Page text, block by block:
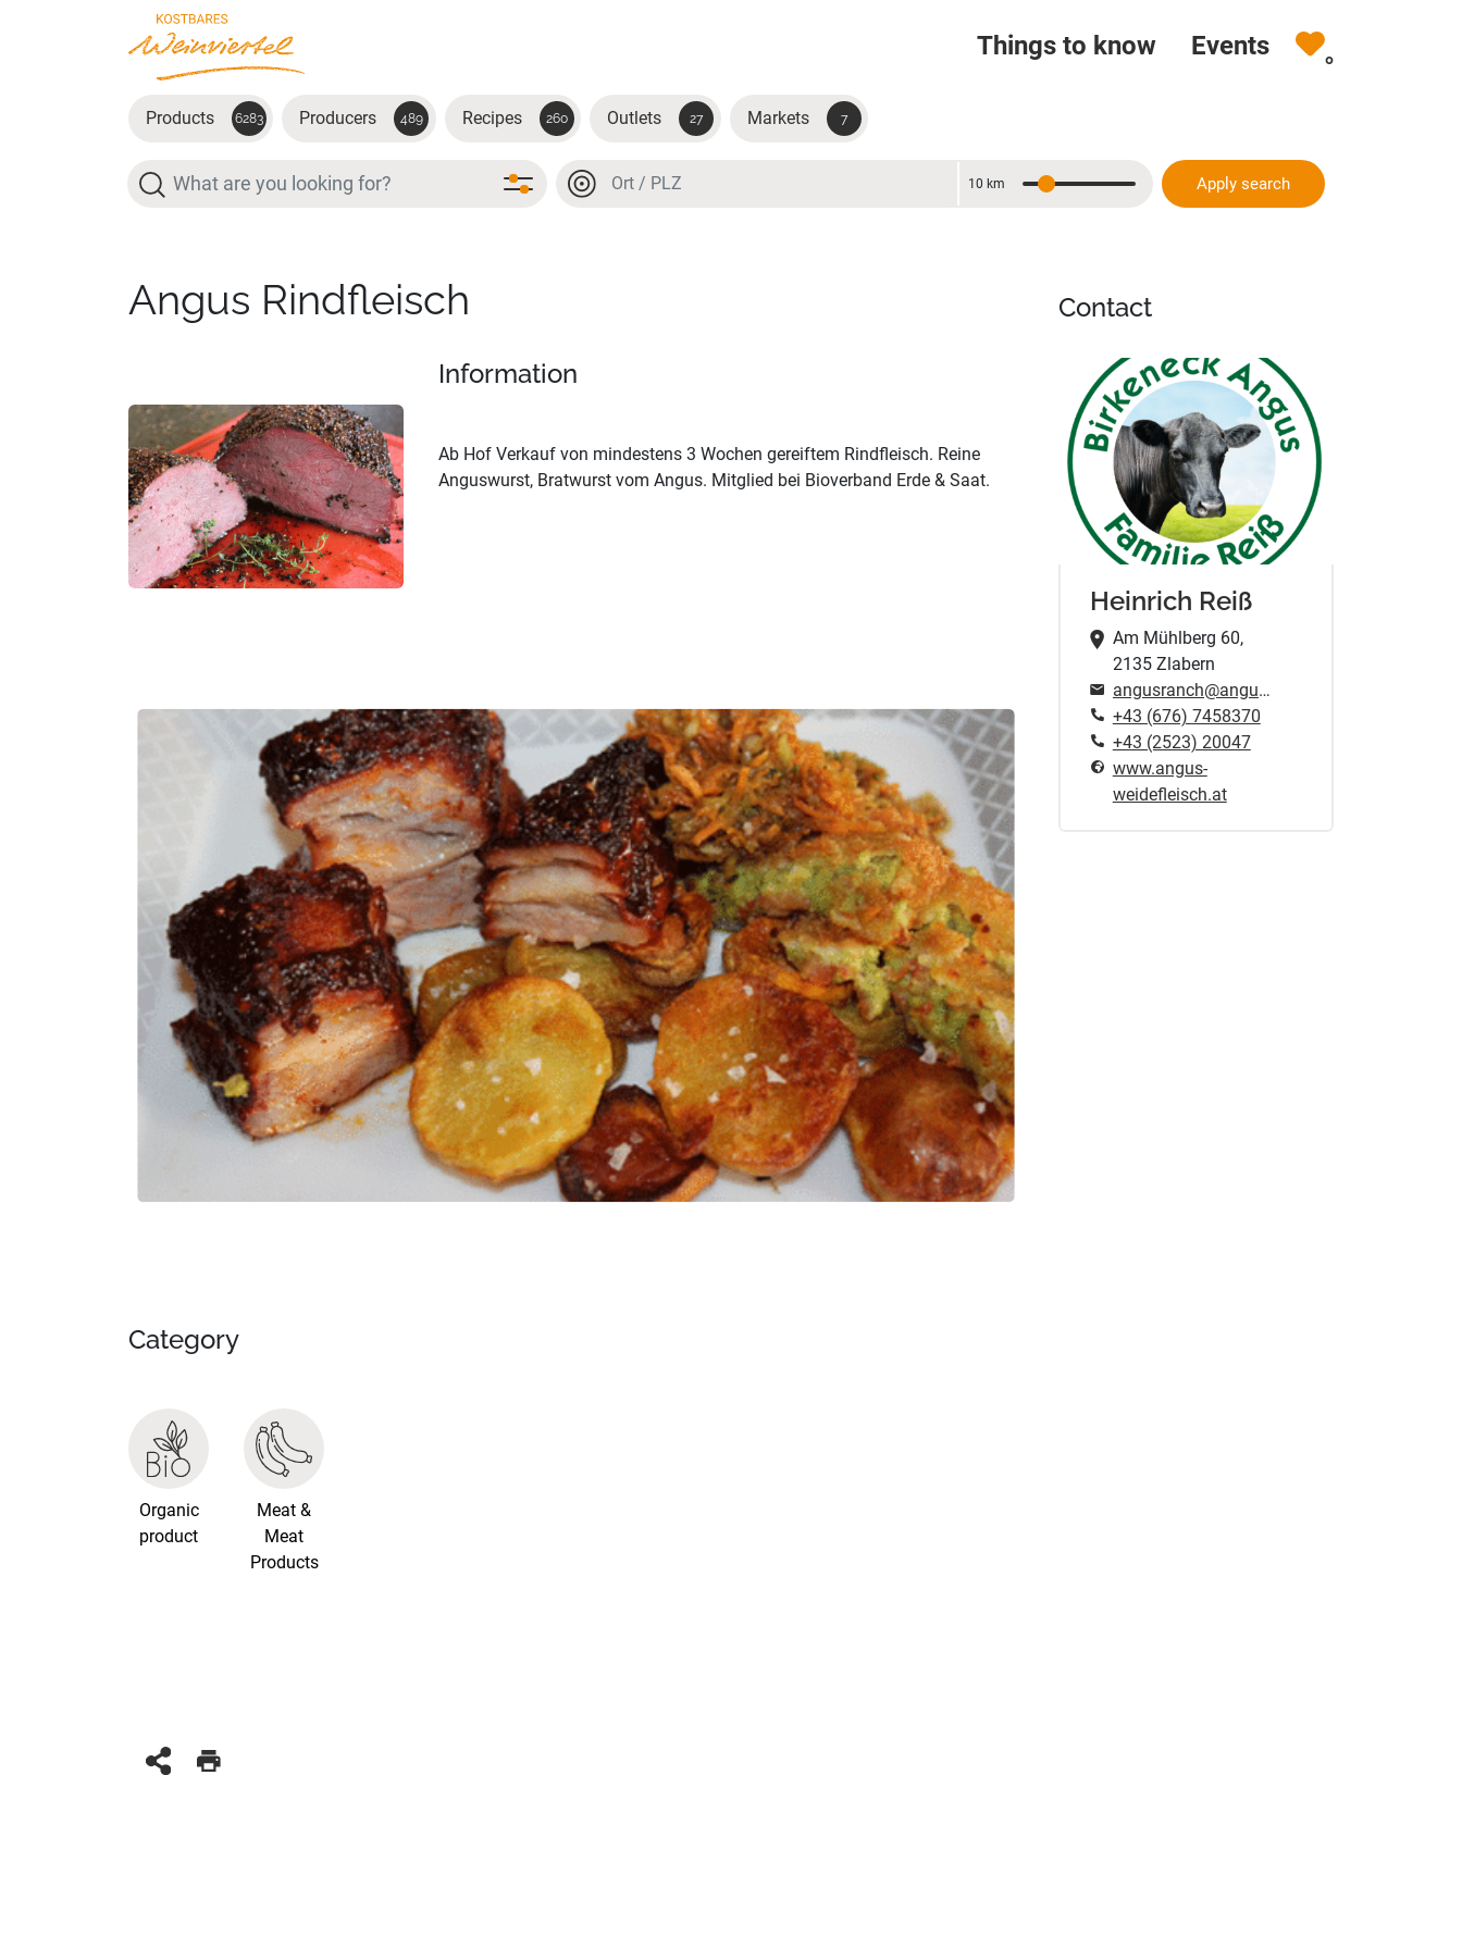
Skip to main content
Things to know Events 0
Products 6283 Producers 489 Recipes 260 Outlets 27 Markets 7
Search Location or postal code
Distance
10 km Apply search
Angus Rindfleisch
Information
Ab Hof Verkauf von mindestens 3 Wochen gereiftem Rindfleisch. Reine
Anguswurst, Bratwurst vom Angus. Mitglied bei Bioverband Erde & Saat.
Next slide
Category
Organic
product
Meat &
Meat
Products
Contact
Heinrich Reiß
Am Mühlberg 60,
2135 Zlabern
angusranch@angus-weidefleisch.at
+43 (676) 7458370
+43 (2523) 20047
www.angus-
weidefleisch.at